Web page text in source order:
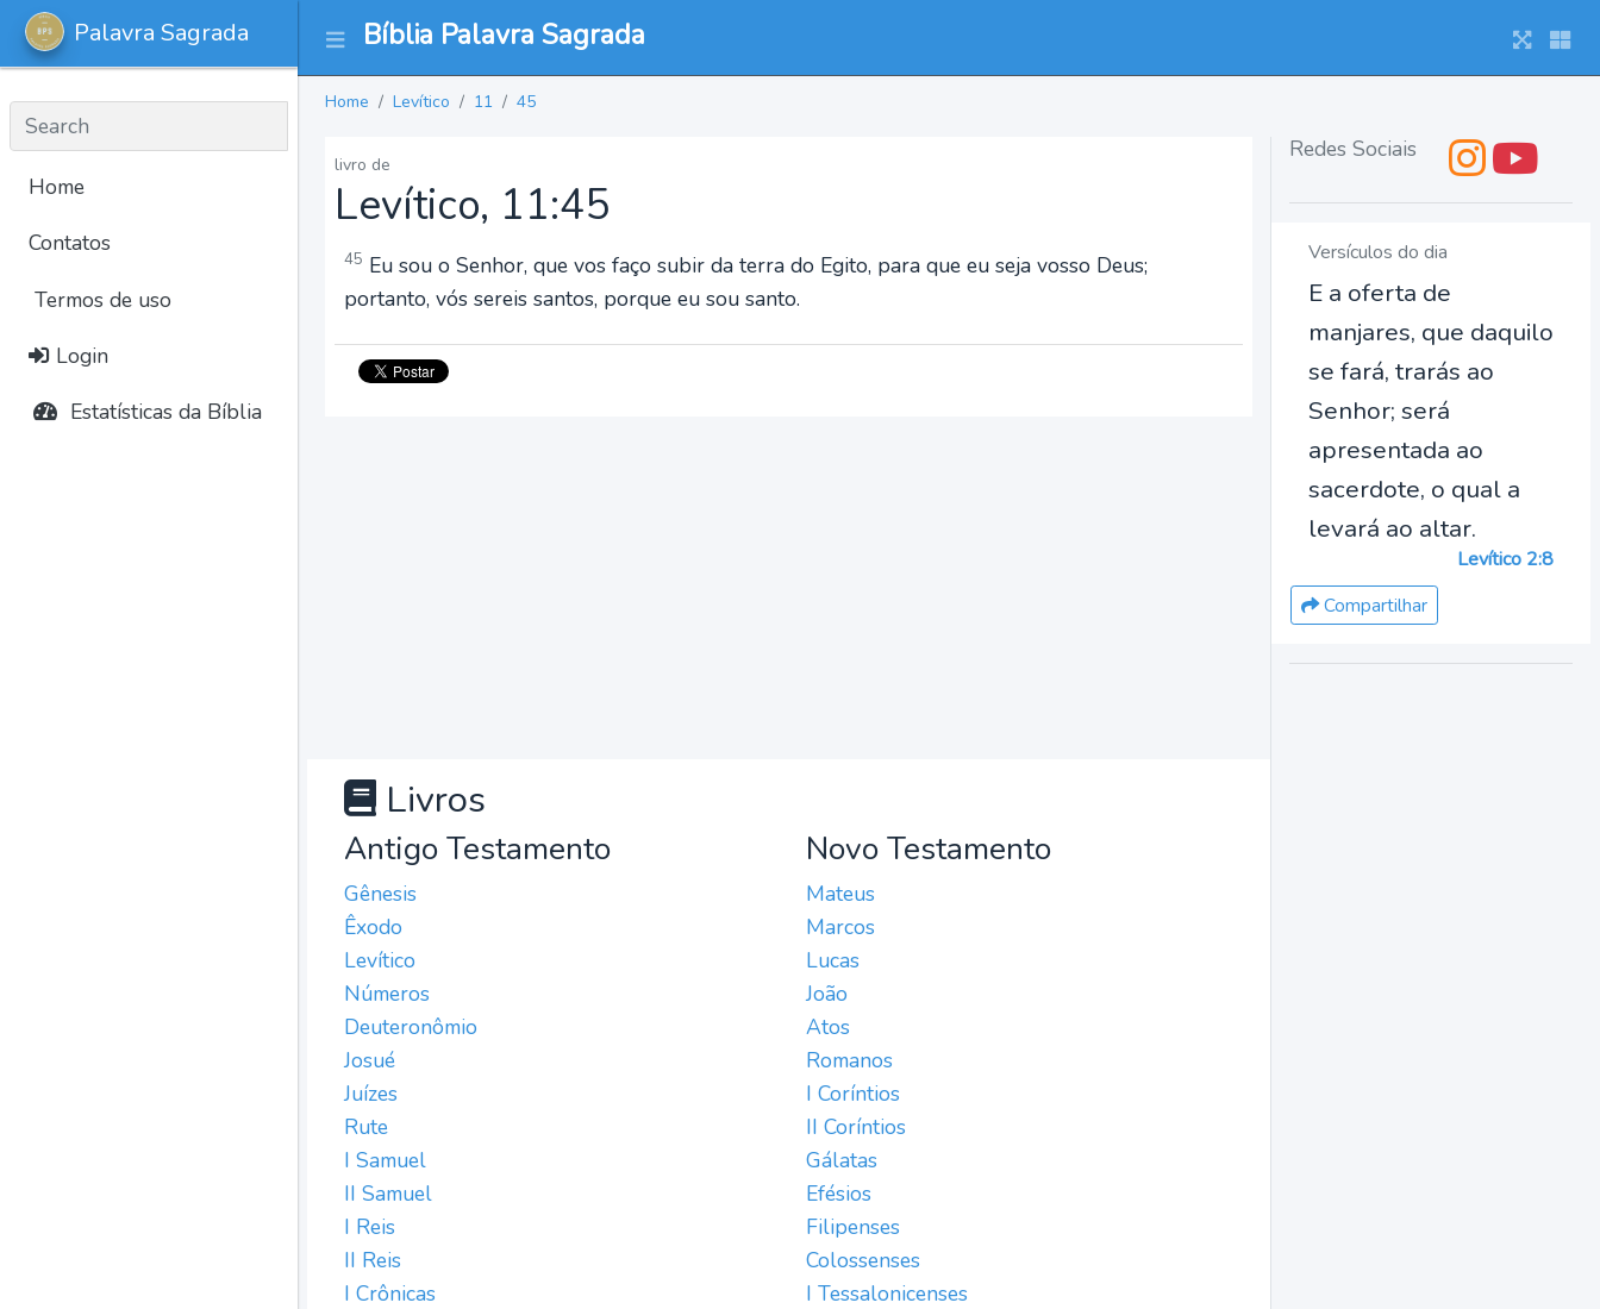
Bíblia Palavra Sagrada
Palavra Sagrada
Home
Contatos
Termos de uso
Login
Estatísticas da Bíblia
Home Levítico 11 45
livro de
Levítico, 11:45
45 Eu sou o Senhor, que vos faço subir da terra do Egito, para que eu seja vosso Deus;
portanto, vós sereis santos, porque eu sou santo.
Livros
Antigo Testamento
Gênesis
Êxodo
Levítico
Números
Deuteronômio
Josué
Juízes
Rute
I Samuel
II Samuel
I Reis
II Reis
I Crônicas
Novo Testamento
Mateus
Marcos
Lucas
João
Atos
Romanos
I Coríntios
II Coríntios
Gálatas
Efésios
Filipenses
Colossenses
I Tessalonicenses
Redes Sociais
Versículos do dia
E a oferta de
manjares, que daquilo
se fará, trarás ao
Senhor; será
apresentada ao
sacerdote, o qual a
levará ao altar.
Levítico 2:8
Compartilhar